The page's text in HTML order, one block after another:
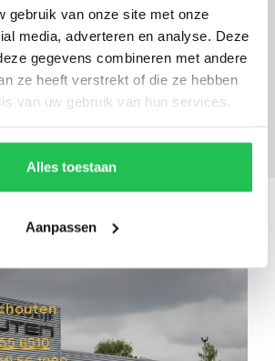
gebruik van onze site met onze
media, adverteren en analyse. Deze
gegevens combineren met andere
ze heeft verstrekt of die ze hebben
van uw gebruik van hun services.
Alles toestaan
Aanpassen
2.1 L/100KM
190 PK
184 PK
103 KM
6510